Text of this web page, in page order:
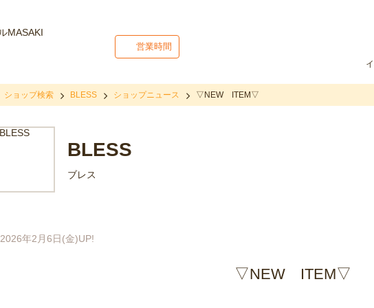
営業時間
ショップ検索 BLESS ショップニュース ▽NEW ITEM▽
BLESS
ブレス
2026年2月6日(金)UP!
▽NEW ITEM▽